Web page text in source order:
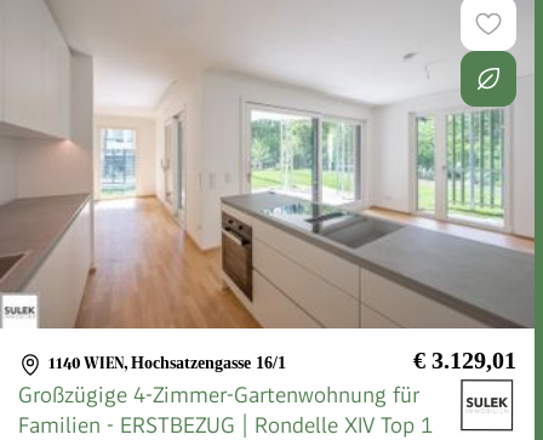
1140 WIEN, Hochsatzengasse 16/1 € 3.129,01
Großzügige 4-Zimmer-Gartenwohnung für
Familien - ERSTBEZUG | Rondelle XIV Top 1